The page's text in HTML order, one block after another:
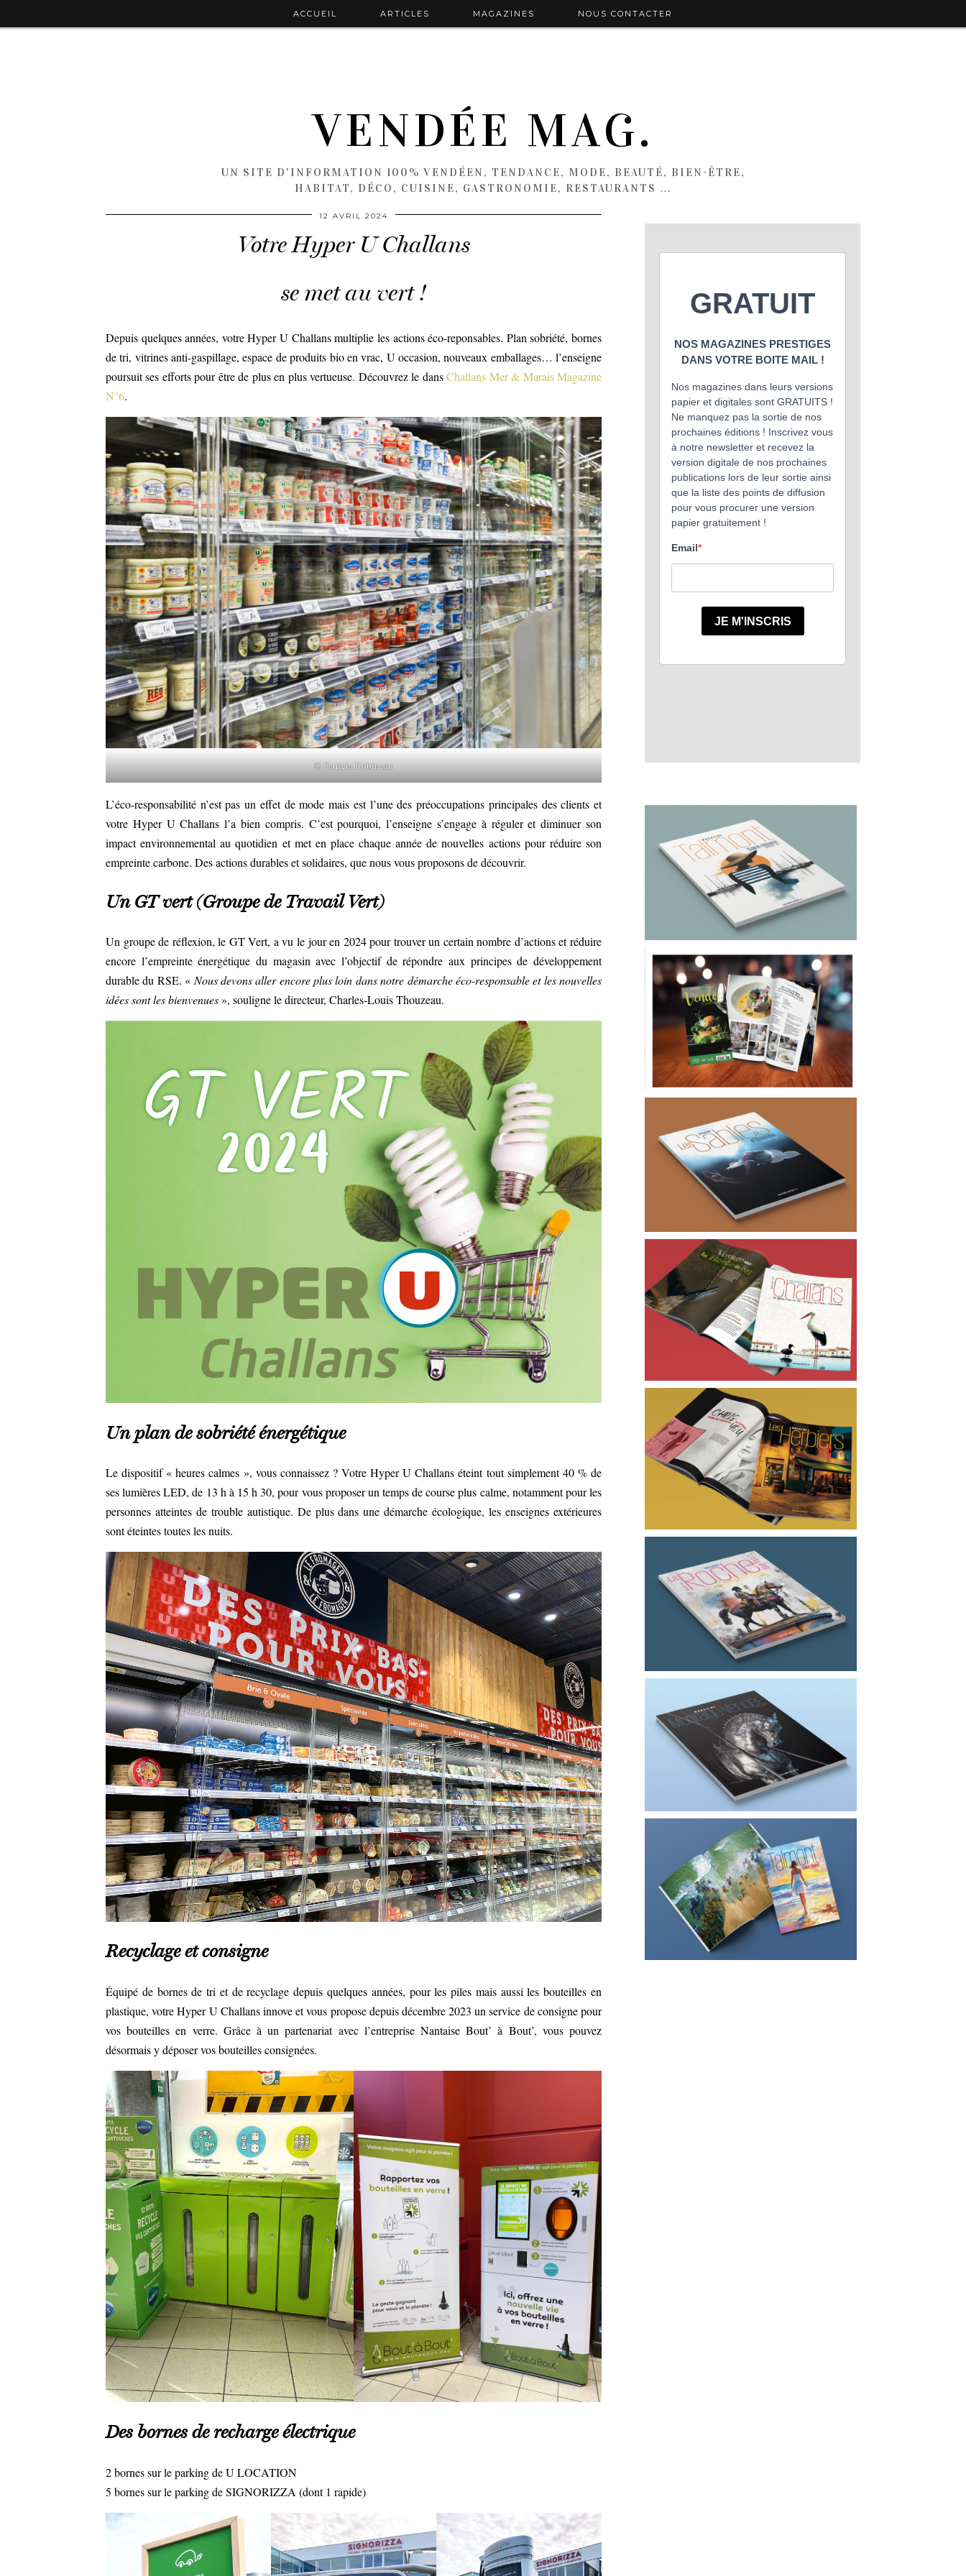
VENDÉE MAG.
UN SITE D'INFORMATION 100% VENDÉEN, TENDANCE, MODE, BEAUTÉ, BIEN-ÊTRE,
HABITAT, DÉCO, CUISINE, GASTRONOMIE, RESTAURANTS …
ACCUEIL ARTICLES MAGAZINES NOUS CONTACTER
12 AVRIL 2024
Votre Hyper U Challans
se met au vert !
Depuis quelques années, votre Hyper U Challans multiplie les actions éco-reponsables. Plan sobriété, bornes
de tri, vitrines anti-gaspillage, espace de produits bio en vrac, U occasion, nouveaux emballages… l’enseigne
poursuit ses efforts pour être de plus en plus vertueuse. Découvrez le dansChallans Mer & Marais Magazine
N°6.
© Patricia Robineau
L’éco-responsabilité n’est pas un effet de mode mais est l’une des préoccupations principales des clients et
votre Hyper U Challans l’a bien compris. C’est pourquoi, l’enseigne s’engage à réguler et diminuer son
impact environnemental au quotidien et met en place chaque année de nouvelles actions pour réduire son
empreinte carbone. Des actions durables et solidaires, que nous vous proposons de découvrir.
Un GT vert (Groupe de Travail Vert)
Un groupe de réflexion, le GT Vert, a vu le jour en 2024 pour trouver un certain nombre d’actions et réduire
encore l’empreinte énergétique du magasin avec l’objectif de répondre aux principes de développement
durable du RSE. «Nous devons aller encore plus loin dans notre démarche éco-responsable et les nouvelles
idées sont les bienvenues», souligne le directeur, Charles-Louis Thouzeau.
Un plan de sobriété énergétique
Le dispositif « heures calmes », vous connaissez ? Votre Hyper U Challans éteint tout simplement 40 % de
ses lumières LED, de 13 h à 15 h 30, pour vous proposer un temps de course plus calme, notamment pour les
personnes atteintes de trouble autistique. De plus dans une démarche écologique, les enseignes extérieures
sont éteintes toutes les nuits.
Recyclage et consigne
Équipé de bornes de tri et de recyclage depuis quelques années, pour les piles mais aussi les bouteilles en
plastique, votre Hyper U Challans innove et vous propose depuis décembre 2023 un service de consigne pour
vos bouteilles en verre. Grâce à un partenariat avec l’entreprise Nantaise Bout’ à Bout’, vous pouvez
désormais y déposer vos bouteilles consignées.
Des bornes de recharge électrique
2 bornes sur le parking de U LOCATION
5 bornes sur le parking de SIGNORIZZA (dont 1 rapide)